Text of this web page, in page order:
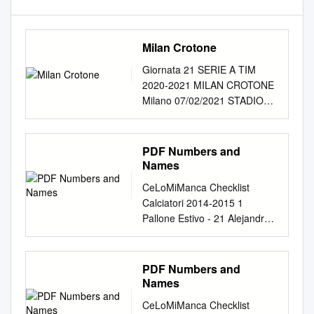
Milan Crotone
Giornata 21 SERIE A TIM
2020-2021 MILAN CROTONE
Milano 07/02/2021 STADIO
GIUSEPPE MEAZZA 15:00
Giornata 21 SERIE A TIM
2020-2021 Milano 07/02/2021
STADIO GIUSEPPE MEAZZA
FORMAZIONI MILAN
CROTONE 99 GIANLUIGI
DONNARUMMA (P) (P) ALEX
CORDAZ 1 2 DAVIDE
CALABRIA KOFFI DJIDJI 26
23 FIKAYO TOMORI
VLADIMIR GOLEMIC 5 13
ALESSIO ROMAGNOLI
PDF Numbers and
Names
CeLoMiManca Checklist
Calciatori 2014-2015 1
Pallone Estivo - 21 Alejandro
Gómez 41 Godfred Donsah
61 Pierpaolo Bisoli 81 Hugo
Almeida Pallone Invernale 22
Maxi Moralez 42 Daniele
(figurina quiz) 2 Trofeo Serie
PDF Numbers and
Names
CeLoMiManca Checklist